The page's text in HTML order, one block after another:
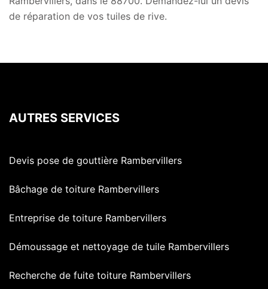
de réparation de vos tuiles de rive.
AUTRES SERVICES
Devis pose de gouttière Rambervillers
Bâchage de toiture Rambervillers
Entreprise de toiture Rambervillers
Démoussage et nettoyage de tuile Rambervillers
Recherche de fuite toiture Rambervillers